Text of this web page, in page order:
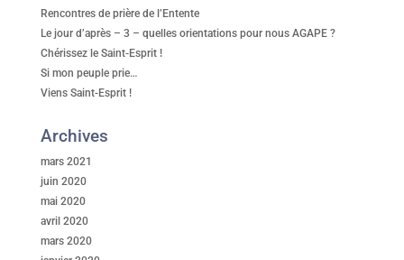
Rencontres de prière de l’Entente
Le jour d’après – 3 – quelles orientations pour nous AGAPE ?
Chérissez le Saint-Esprit !
Si mon peuple prie…
Viens Saint-Esprit !
Archives
mars 2021
juin 2020
mai 2020
avril 2020
mars 2020